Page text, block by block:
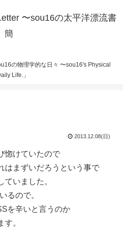
〜sou16の太平洋漂流書
簡
の物理学的な日々 〜sou16's Physical
Life.」
2013.12.08(日)
惚けていたので
はまずいだろうという事で
いました。
るので。
を辛いと言うのか
。